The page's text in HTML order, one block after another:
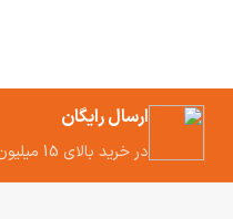
ارسال رایگان
در خرید بالای 15 میلیون تومان